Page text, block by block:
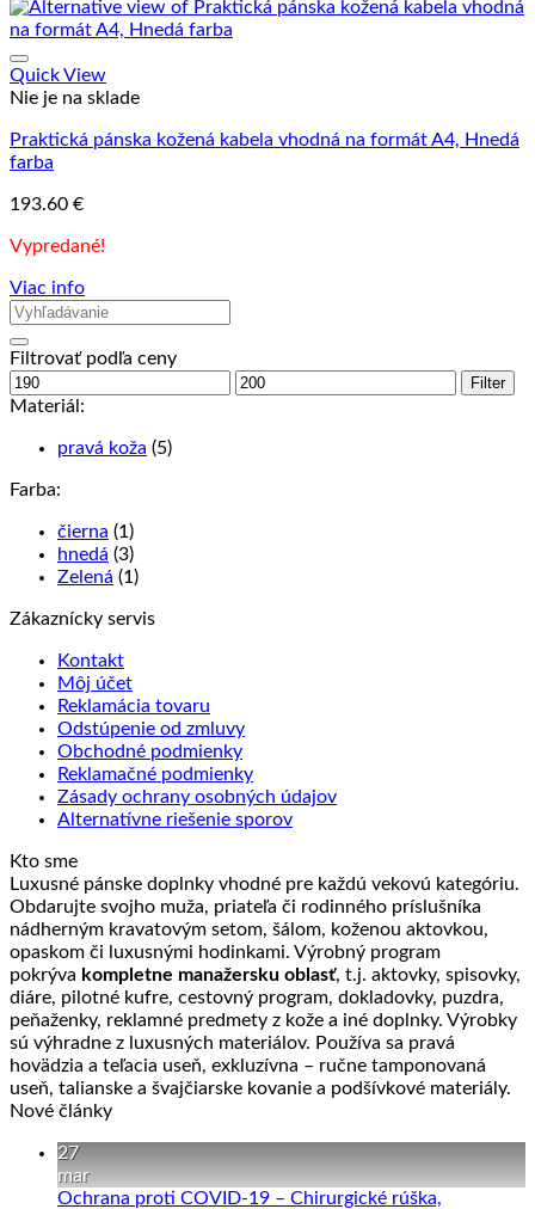
Quick View
Nie je na sklade
Praktická pánska kožená kabela vhodná na formát A4, Hnedá
farba
193.60 €
Vypredané!
Viac info
Filtrovať podľa ceny
Minimálna
cena
Maximálna
Filter
Materiál:
pravá koža (5)
Farba:
čierna (1)
hnedá (3)
Zelená (1)
Zákaznícky servis
Kontakt
Môj účet
Reklamácia tovaru
Odstúpenie od zmluvy
Obchodné podmienky
Reklamačné podmienky
Zásady ochrany osobných údajov
Alternatívne riešenie sporov
Kto sme
Luxusné pánske doplnky vhodné pre každú vekovú kategóriu.
Obdarujte svojho muža, priateľa či rodinného príslušníka
nádherným kravatovým setom, šálom, koženou aktovkou,
opaskom či luxusnými hodinkami. Výrobný program
pokrýva kompletne manažersku oblasť, t.j. aktovky, spisovky,
diáre, pilotné kufre, cestovný program, dokladovky, puzdra,
peňaženky, reklamné predmety z kože a iné doplnky. Výrobky
sú výhradne z luxusných materiálov. Používa sa pravá
hovädzia a teľacia useň, exkluzívna – ručne tamponovaná
useň, talianske a švajčiarske kovanie a podšívkové materiály.
Nové články
27
mar
Ochrana proti COVID-19 – Chirurgické rúška,